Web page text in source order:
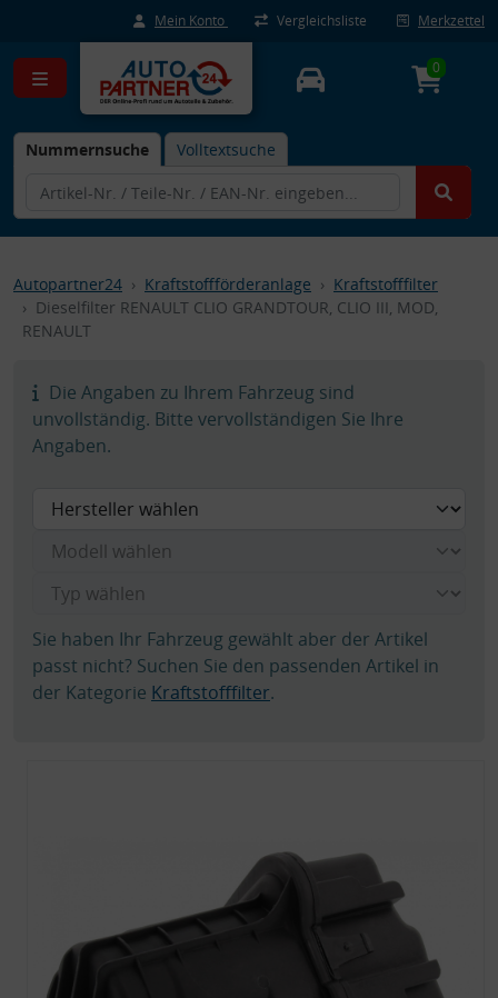
Mein Konto Vergleichsliste Merkzettel
Nummernsuche Volltextsuche
0
Autopartner24 Kraftstoffförderanlage
Kraftstofffilter
Dieselfilter RENAULT CLIO GRANDTOUR, CLIO III, MOD,
RENAULT
Die Angaben zu Ihrem Fahrzeug sind
unvollständig. Bitte vervollständigen Sie Ihre
Angaben.
Sie haben Ihr Fahrzeug gewählt aber der Artikel
passt nicht? Suchen Sie den passenden Artikel in
der Kategorie Kraftstofffilter.